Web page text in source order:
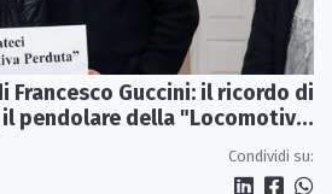
Francesco Guccini: il ricordo di
pendolare della "Locomotiva
Condividi su: